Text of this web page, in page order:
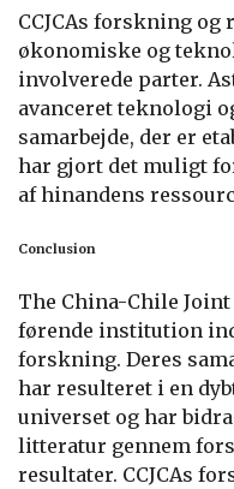
CCJCAs forskning og
økonomiske og
involverede parter.
avanceret teknologi
samarbejde, der er
har gjort det muligt
af hinandens
Conclusion
The China-Chile
førende institution
forskning. Deres
har resulteret i en
universet og har
litteratur gennem
resultater. CCJCAs